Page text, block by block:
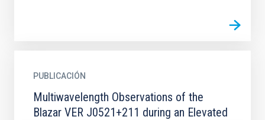
PUBLICACIÓN
Multiwavelength Observations of the
Blazar VER J0521+211 during an Elevated